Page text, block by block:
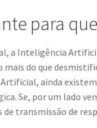
para
a Inteligência
mais do que
ainda
Se, por um lado
transmissão de